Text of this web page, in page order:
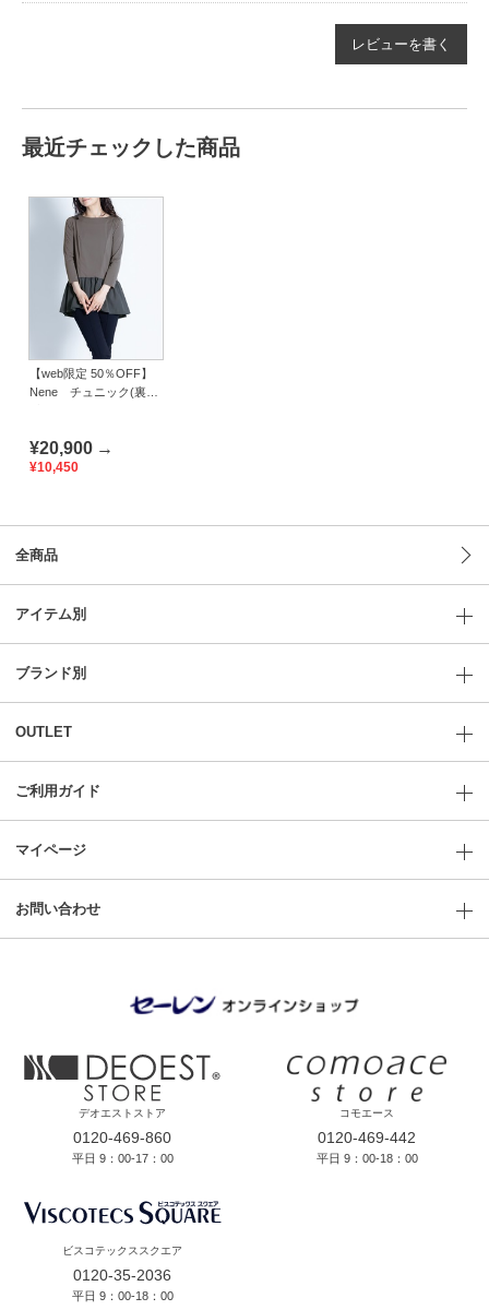
レビューを書く
最近チェックした商品
【web限定 50％OFF】
Nene チュニック(裏起
¥20,900 →
¥10,450
全商品
アイテム別
ブランド別
OUTLET
ご利用ガイド
マイページ
お問い合わせ
デオエストストア
0120-469-860
平日 9：00-17：00
コモエース
0120-469-442
平日 9：00-18：00
ビスコテックススクエア
0120-35-2036
平日 9：00-18：00